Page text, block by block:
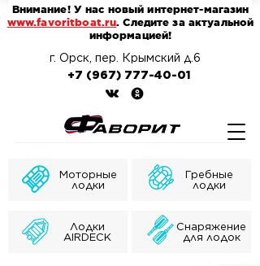
г. Орск, пер. Крымский д.6
+7 (967) 777-40-01
Внимание! У нас новый интернет-магазин
www.favoritboat.ru. Следите за актуальной
информацией!
Моторные
лодки
Гребные
лодки
Лодки
AIRDECK
Снаряжение
для лодок